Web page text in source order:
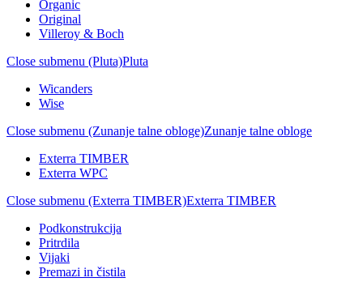
Organic
Original
Villeroy & Boch
Close submenu (Pluta)Pluta
Wicanders
Wise
Close submenu (Zunanje talne obloge)Zunanje talne obloge
Exterra TIMBER
Exterra WPC
Close submenu (Exterra TIMBER)Exterra TIMBER
Podkonstrukcija
Pritrdila
Vijaki
Premazi in čistila